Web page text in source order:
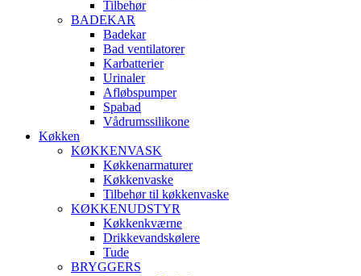
Tilbehør
BADEKAR
Badekar
Bad ventilatorer
Karbatterier
Urinaler
Afløbspumper
Spabad
Vådrumssilikone
Køkken
KØKKENVASK
Køkkenarmaturer
Køkkenvaske
Tilbehør til køkkenvaske
KØKKENUDSTYR
Køkkenkværne
Drikkevandskølere
Tude
BRYGGERS